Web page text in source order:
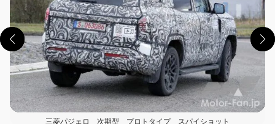
三菱パジェロ 次期型 プロトタイプ スパイショット